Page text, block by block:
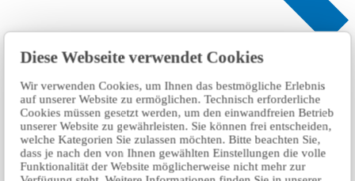
Diese Webseite verwendet Cookies
Wir verwenden Cookies, um Ihnen das bestmögliche Erlebnis
auf unserer Website zu ermöglichen. Technisch erforderliche
Cookies müssen gesetzt werden, um den einwandfreien Betrieb
unserer Website zu gewährleisten. Sie können frei entscheiden,
welche Kategorien Sie zulassen möchten. Bitte beachten Sie,
dass je nach den von Ihnen gewählten Einstellungen die volle
Funktionalität der Website möglicherweise nicht mehr zur
搜索